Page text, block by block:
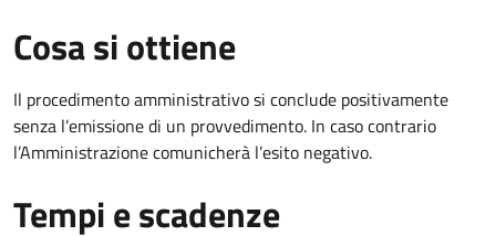
Cosa si ottiene
Il procedimento amministrativo si conclude positivamente
senza l’emissione di un provvedimento. In caso contrario
l’Amministrazione comunicherà l’esito negativo.
Tempi e scadenze